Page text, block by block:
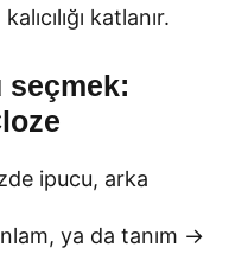
katlanır.
seçmek:
ipucu, arka
ya da tanım →